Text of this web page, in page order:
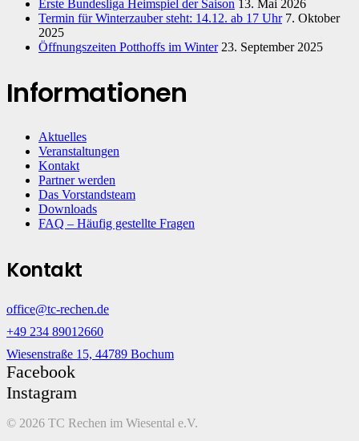
Erste Bundesliga Heimspiel der Saison 13. Mai 2026
Termin für Winterzauber steht: 14.12. ab 17 Uhr 7. Oktober
2025
Öffnungszeiten Potthoffs im Winter 23. September 2025
Informationen
Aktuelles
Veranstaltungen
Kontakt
Partner werden
Das Vorstandsteam
Downloads
FAQ – Häufig gestellte Fragen
Kontakt
office@tc-rechen.de
+49 234 89012660
Wiesenstraße 15, 44789 Bochum
Facebook
Instagram
© 2026 TC Rechen im Wiesental e.V.